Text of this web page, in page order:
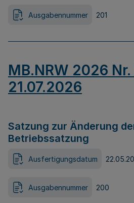
Ausgabennummer 201
MB.NRW 2026
21.07.2026
Satzung zur Änderung
Betriebssatzung
Ausfertigungsdatum
Ausgabennummer 200